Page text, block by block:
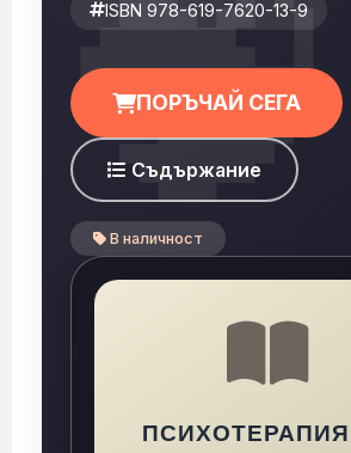
ISBN 978-619-7620-13-9
ПОРЪЧАЙ СЕГА
Съдържание
В наличност